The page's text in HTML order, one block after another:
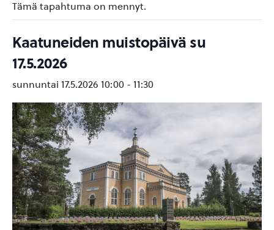
Tämä tapahtuma on mennyt.
Kaatuneiden muistopäivä su
17.5.2026
sunnuntai 17.5.2026 10:00 - 11:30